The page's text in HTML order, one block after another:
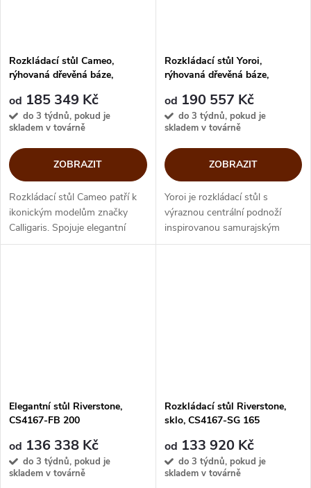
Rozkládací stůl Cameo,
rýhovaná dřevěná báze,
od 185 349 Kč
do 3 týdnů, pokud je
skladem v továrně
ZOBRAZIT
Rozkládací stůl Cameo patří k
ikonickým modelům značky
Calligaris. Spojuje elegantní
italský design s každodenní
Rozkládací stůl Yoroi,
rýhovaná dřevěná báze,
od 190 557 Kč
do 3 týdnů, pokud je
skladem v továrně
ZOBRAZIT
Yoroi je rozkládací stůl s
výraznou centrální podnoží
inspirovanou samurajským
brněním. Svislé drážky a
Elegantní stůl Riverstone,
CS4167-FB 200
od 136 338 Kč
do 3 týdnů, pokud je
skladem v továrně
Rozkládací stůl Riverstone,
sklo, CS4167-SG 165
od 133 920 Kč
do 3 týdnů, pokud je
skladem v továrně